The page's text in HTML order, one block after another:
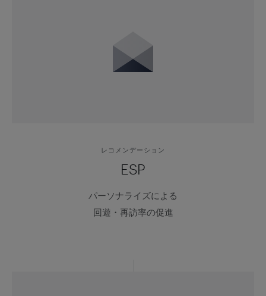
レコメンデーション
ESP
パーソナライズによる
回遊・再訪率の促進